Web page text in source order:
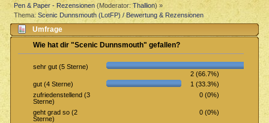
Pen & Paper - Rezensionen(Moderator:Thallion) »
Thema:Scenic Dunnsmouth (LotFP) / Bewertung & Rezensionen
Umfrage
Wie hat dir "Scenic Dunnsmouth" gefallen?
sehr gut (5 Sterne)
2 (66.7%)
gut (4 Sterne)
1 (33.3%)
zufriedenstellend (3
Sterne)
0 (0%)
geht grad so (2
Sterne)
0 (0%)